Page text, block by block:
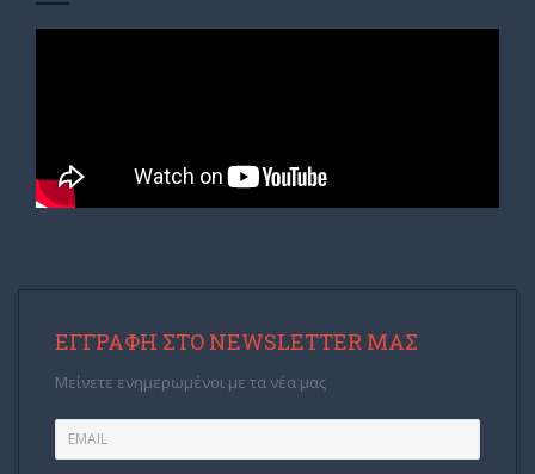
ΕΓΓΡΑΦΉ ΣΤΟ NEWSLETTER ΜΑΣ
Μείνετε ενημερωμένοι με τα νέα μας